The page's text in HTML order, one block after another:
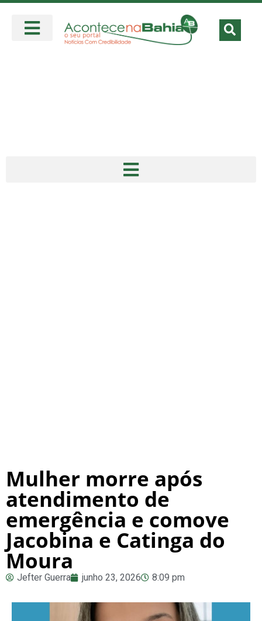
Mulher morre após
atendimento de
emergência e comove
Jacobina e Catinga do
Moura
Jefter Guerra junho 23, 2026 8:09 pm